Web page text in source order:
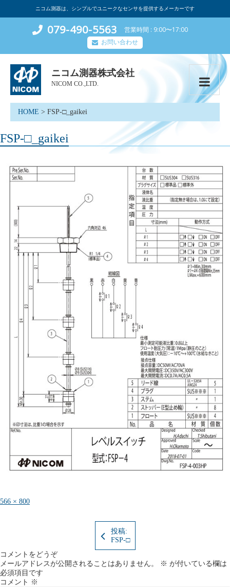
ニコム測器は、シンプルでユニークなセンサを提供するメーカーです
079-490-5563 営業時間 9:00〜17:00
お問い合わせ
ニコム測器株式会社
NICOM CO.,LTD.
HOME > FSP-□_gaikei
FSP-□_gaikei
フ
566 × 800
投稿:
FSP-□
コメントをどうぞ
メールアドレスが公開されることはありません。
※ が付いている欄は
必須項目です
コメント ※